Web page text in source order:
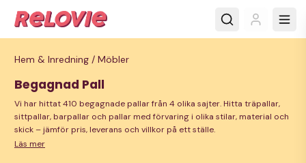
Hem & Inredning / Möbler
Begagnad Pall
Vi har hittat 410 begagnade pallar från 4 olika sajter. Hitta träpallar,
sittpallar, barpallar och pallar med förvaring i olika stilar, material och
skick – jämför pris, leverans och villkor på ett ställe.
Läs mer